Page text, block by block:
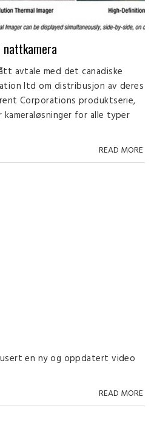
avtale med det canadiske
ltd om distribusjon av deres
Corporations produktserie,
for alle typer
READ MORE
en ny og oppdatert video
READ MORE